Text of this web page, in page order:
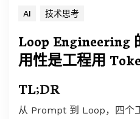
AI 技术思考
Loop Engineering
用性是工程用
TL;DR
从 Prompt 到 Loop，四个